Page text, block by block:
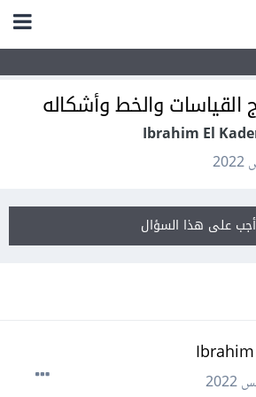
القياسات والخط وأشكاله
أجب على هذا السؤال